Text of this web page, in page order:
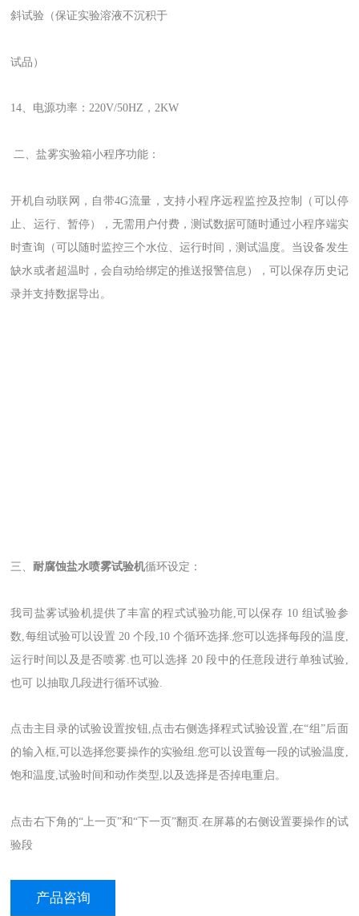
斜试验（保证实验溶液不沉积于
试品）
14、电源功率：220V/50HZ，2KW
二、盐雾实验箱小程序功能：
开机自动联网，自带4G流量，支持小程序远程监控及控制（可以停
止、运行、暂停），无需用户付费，测试数据可随时通过小程序端实
时查询（可以随时监控三个水位、运行时间，测试温度。当设备发生
缺水或者超温时，会自动给绑定的推送报警信息），可以保存历史记
录并支持数据导出。
三、 耐腐蚀盐水喷雾试验机循环设定：
我司盐雾试验机提供了丰富的程式试验功能,可以保存 10 组试验参
数,每组试验可以设置 20 个段,10 个循环选择.您可以选择每段的温度,
运行时间以及是否喷雾.也可以选择 20 段中的任意段进行单独试验,
也可 以抽取几段进行循环试验.
点击主目录的试验设置按钮,点击右侧选择程式试验设置,在“组”后面
的输入框,可以选择您要操作的实验组.您可以设置每一段的试验温度,
饱和温度,试验时间和动作类型,以及选择是否掉电重启。
点击右下角的“上一页”和“下一页”翻页.在屏幕的右侧设置要操作的试
验段
产品咨询